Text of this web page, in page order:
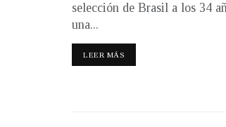
selección de Brasil a los 34
una...
LEER MÁS